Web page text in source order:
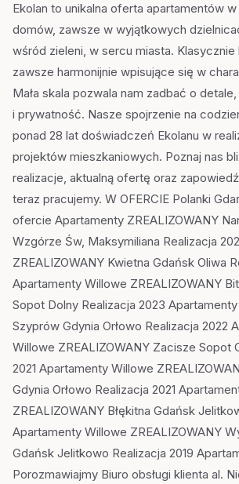
Ekolan to unikalna oferta apartamentów
domów, zawsze w wyjątkowych
wśród zieleni, w sercu miasta.
zawsze harmonijnie wpisujące się w
Mała skala pozwala nam zadbać o
i prywatność. Nasze spojrzenie na
ponad 28 lat doświadczeń Ekolanu w
projektów mieszkaniowych. Poznaj nas
realizacje, aktualną ofertę oraz
teraz pracujemy. W OFERCIE Polanki
ofercie Apartamenty ZREALIZOWANY
Wzgórze Św, Maksymiliana Realizacja
ZREALIZOWANY Kwietna Gdańsk Oliwa
Apartamenty Willowe ZREALIZOWANY
Sopot Dolny Realizacja 2023
Szyprów Gdynia Orłowo Realizacja 2022
Willowe ZREALIZOWANY Zacisze Sopot
2021 Apartamenty Willowe
Gdynia Orłowo Realizacja 2021
ZREALIZOWANY Błękitna Gdańsk
Apartamenty Willowe ZREALIZOWANY
Gdańsk Jelitkowo Realizacja 2019
Porozmawiajmy Biuro obsługi klienta al.